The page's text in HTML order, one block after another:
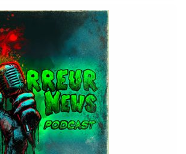
vod, livres, jeux,
:
: Horreur
: Horreur news podcastMe
Tipeee : https://fr.tipeee.com/horreur-
Bonne écoute ;)#horreur #info
#film #serie #jeuvideo #podcast
#horreurfrance #film #horreur
#PodcastHorreur
#HorreurFrancophone